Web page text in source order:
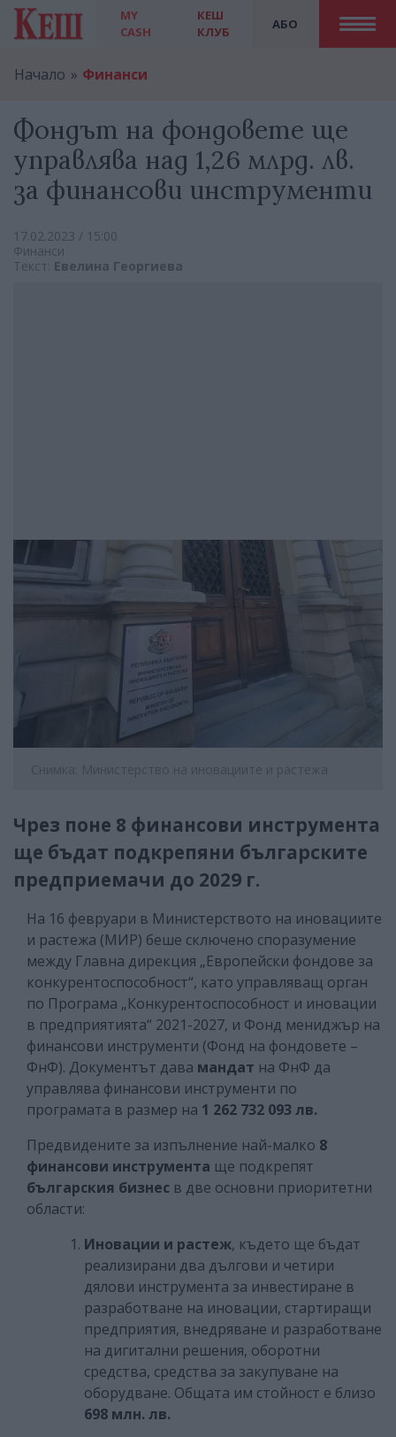
MY
CASH
АБО
КЕШ
КЛУБ
Начало Финанси
Фондът на фондовете ще
управлява над 1,26 млрд. лв.
за финансови инструменти
17.02.2023 / 15:00
Финанси
Текст: Евелина Георгиева
Снимка: Министерство на иновациите и растежа
Чрез поне 8 финансови инструмента
ще бъдат подкрепяни българските
предприемачи до 2029 г.
На 16 февруари в Министерството на иновациите
и растежа (МИР) беше сключено споразумение
между Главна дирекция „Европейски фондове за
конкурентоспособност“, като управляващ орган
по Програма „Конкурентоспособност и иновации
в предприятията“ 2021-2027, и Фонд мениджър на
финансови инструменти (Фонд на фондовете –
ФнФ). Документът дава мандат на ФнФ да
управлява финансови инструменти по
програмата в размер на 1 262 732 093 лв.
Предвидените за изпълнение най-малко 8
финансови инструмента ще подкрепят
българския бизнес в две основни приоритетни
области:
Иновации и растеж, където ще бъдат
реализирани два дългови и четири
дялови инструмента за инвестиране в
разработване на иновации, стартиращи
предприятия, внедряване и разработване
на дигитални решения, оборотни
средства, средства за закупуване на
оборудване. Общата им стойност е близо
698 млн. лв.